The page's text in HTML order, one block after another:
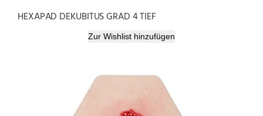
HEXAPAD DEKUBITUS GRAD 4 TIEF
Zur Wishlist hinzufügen